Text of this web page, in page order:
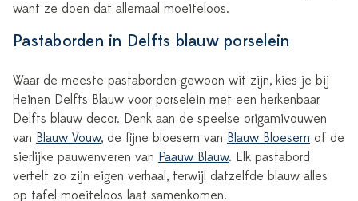
want ze doen dat allemaal moeiteloos.
Pastaborden in Delfts blauw porselein
Waar de meeste pastaborden gewoon wit zijn, kies je bij
Heinen Delfts Blauw voor porselein met een herkenbaar
Delfts blauw decor. Denk aan de speelse origamivouwen
van Blauw Vouw, de fijne bloesem van Blauw Bloesem of de
sierlijke pauwenveren van Paauw Blauw. Elk pastabord
vertelt zo zijn eigen verhaal, terwijl datzelfde blauw alles
op tafel moeiteloos laat samenkomen.